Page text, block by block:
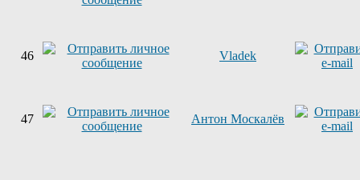
46 Vladek
47 Антон Москалёв